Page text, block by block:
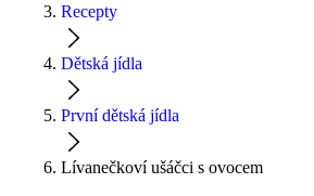
Recepty
Dětská jídla
První dětská jídla
Lívanečkoví ušáčci s ovocem